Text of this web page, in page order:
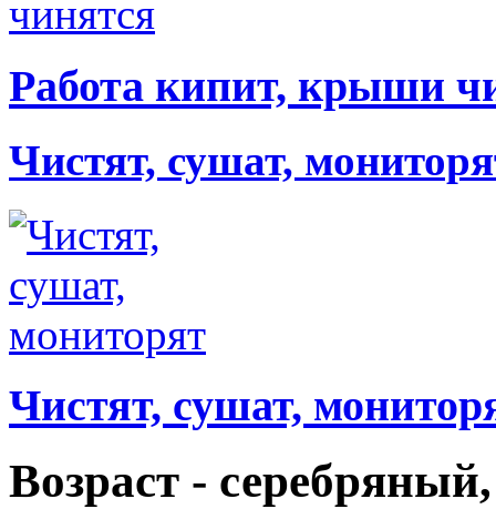
Работа кипит, крыши
Чистят, сушат,
Чистят, сушат,
Возраст -